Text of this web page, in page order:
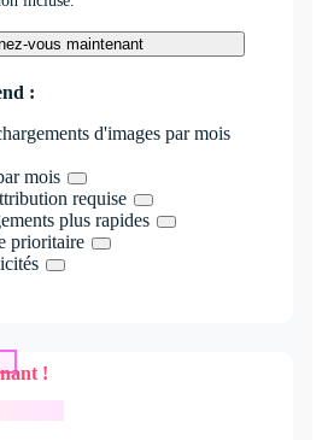
vous maintenant
:
d'images par mois
mois
requise
plus rapides
prioritaire